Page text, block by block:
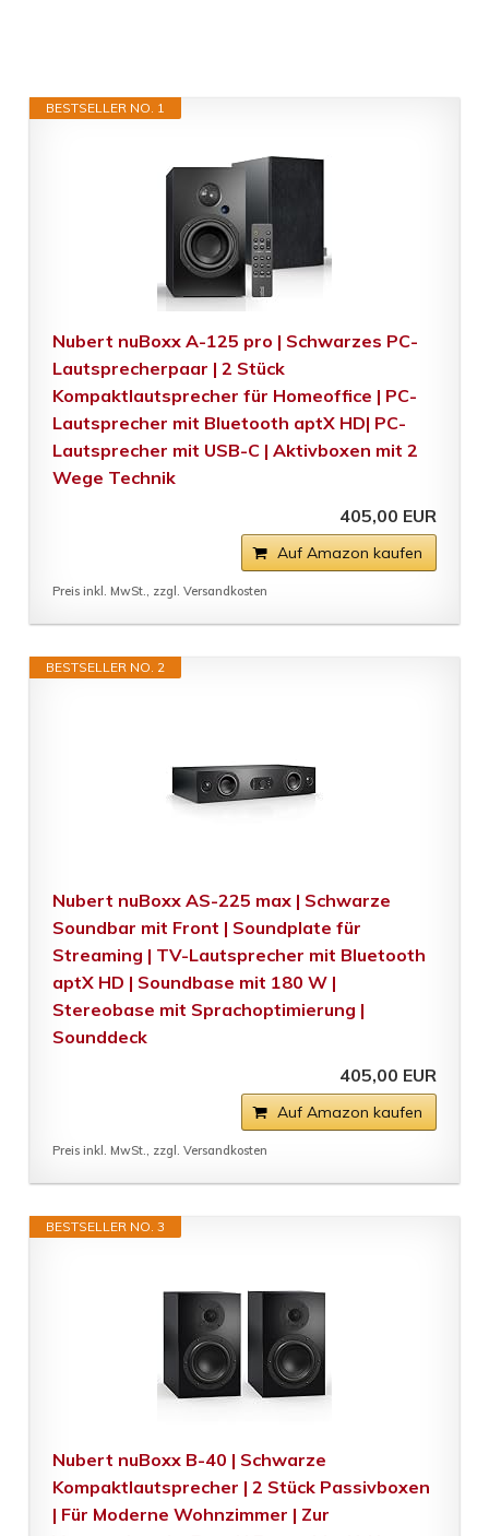
BESTSELLER NO. 1
Nubert nuBoxx A-125 pro | Schwarzes PC-
Lautsprecherpaar | 2 Stück
Kompaktlautsprecher für Homeoffice | PC-
Lautsprecher mit Bluetooth aptX HD| PC-
Lautsprecher mit USB-C | Aktivboxen mit 2
Wege Technik
405,00 EUR
Auf Amazon kaufen
Preis inkl. MwSt., zzgl. Versandkosten
BESTSELLER NO. 2
Nubert nuBoxx AS-225 max | Schwarze
Soundbar mit Front | Soundplate für
Streaming | TV-Lautsprecher mit Bluetooth
aptX HD | Soundbase mit 180 W |
Stereobase mit Sprachoptimierung |
Sounddeck
405,00 EUR
Auf Amazon kaufen
Preis inkl. MwSt., zzgl. Versandkosten
BESTSELLER NO. 3
Nubert nuBoxx B-40 | Schwarze
Kompaktlautsprecher | 2 Stück Passivboxen
| Für Moderne Wohnzimmer | Zur